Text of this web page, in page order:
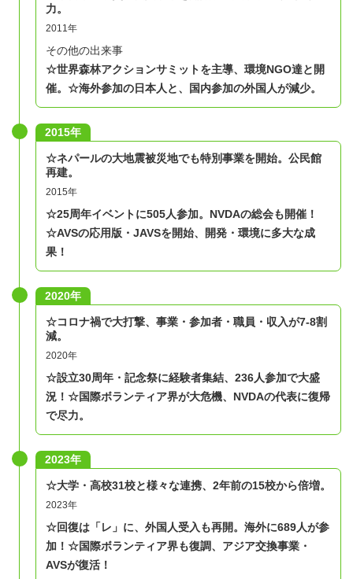
力。
2011年
その他の出来事
☆世界森林アクションサミットを主導、環境NGO達と開
催。 ☆海外参加の日本人と、国内参加の外国人が減少。
2015年
☆ネパールの大地震被災地でも特別事業を開始。公民館
再建。
2015年
☆25周年イベントに505人参加。NVDAの総会も開催！
☆AVSの応用版・JAVSを開始、開発・環境に多大な成
果！
2020年
​☆コロナ禍で大打撃、事業・参加者・職員・収入が7-8割
減。
2020年
☆設立30周年・記念祭に経験者集結、236人参加で大盛
況！ ☆国際ボランティア界が大危機、NVDAの代表に復帰
で尽力。
2023年
☆大学・高校31校と様々な連携、2年前の15校から倍増。
2023年
☆回復は「レ」に、外国人受入も再開。海外に689人が参
加！ ☆国際ボランティア界も復調、アジア交換事業・
AVSが復活！